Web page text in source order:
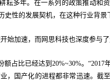
耘多年。在一系列的政策推动和
性的发展契机，在这种行业背景
始加速，而网思科技也深度参与了
占比已经达到20%~30%。“2017
，国产化的进程都非常迅速。截